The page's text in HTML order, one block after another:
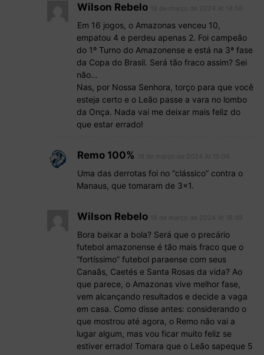
Wilson Rebelo
Em 16 jogos, o Amazonas venceu 10,
empatou 4 e perdeu apenas 2. Foi campeão
do 1º Turno do Amazonense e está na 3ª fase
da Copa do Brasil. Será tão fraco assim? Sei
não…
Nas, por Nossa Senhora, torço para que você
esteja certo e o Leão passe a vara no lombo
da Onça. Nada vai me deixar mais feliz do
que estar errado!
Remo 100%
Uma das derrotas foi no “clássico” contra o
Manaus, que tomaram de 3×1.
Wilson Rebelo
Bora baixar a bola? Será que o precário
futebol amazonense é tão mais fraco que o
“fortíssimo” futebol paraense com seus
Canaãs, Caetés e Santa Rosas da vida? Ao
que parece, o Amazonas vive melhor fase,
vem alcançando resultados e decide a vaga
em casa. Como disse antes: considerando o
que mostrou até agora, o Remo não vai a
lugar algum, mas vou ficar muito feliz se
estiver errado! Tomara que o Leão sapeque 5